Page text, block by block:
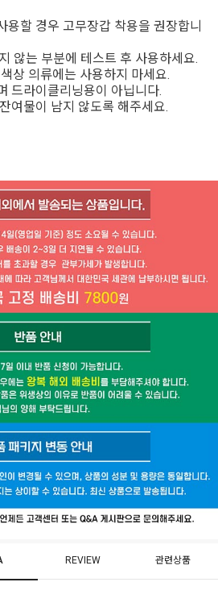
용할 경우 고무장갑 착용을 권장합니
않는 부분에 테스트 후 사용하세요.
상 의류에는 사용하지 마세요.
드라이클리닝용이 아닙니다.
여물이 남지 않도록 해주세요.
REVIEW 관련상품